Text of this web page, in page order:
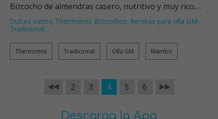
Bizcocho de almendras casero, nutritivo y muy rico.…
Dulces varios, Thermomix, Bizcochos, Recetas para olla GM,
Tradicional…
Thermomix Tradicional Olla GM Mambo
2 3 4 5 6
Descarga la App